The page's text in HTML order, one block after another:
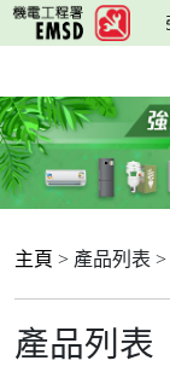
跳
至
要
內
容
主頁 > 產品列表 >
產品列表